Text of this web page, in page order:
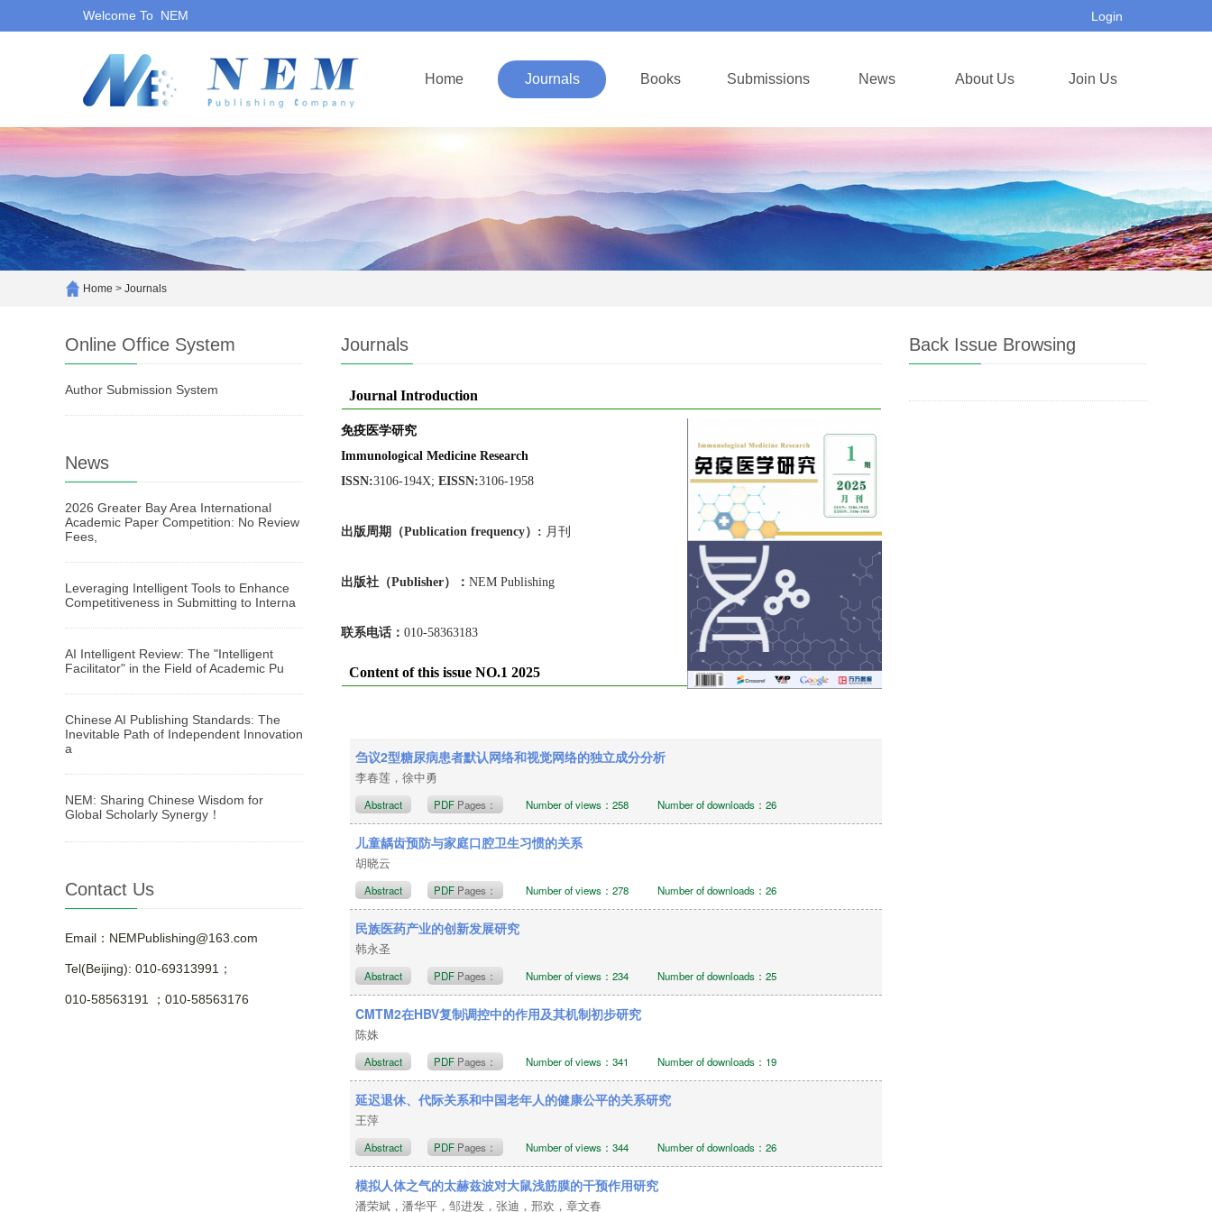
Welcome To NEM Login
Home Journals Books Submissions News About Us Join Us
Home > Journals
Online Office System
Author Submission System
News
2026 Greater Bay Area International
Academic Paper Competition: No Review
Fees,
Leveraging Intelligent Tools to Enhance
Competitiveness in Submitting to Interna
AI Intelligent Review: The "Intelligent
Facilitator" in the Field of Academic Pu
Chinese AI Publishing Standards: The
Inevitable Path of Independent Innovation
a
NEM: Sharing Chinese Wisdom for
Global Scholarly Synergy！
Contact Us
Email：NEMPublishing@163.com
Tel(Beijing): 010-69313991；
010-58563191 ；010-58563176
Back Issue Browsing
Journals
Journal Introduction
免疫医学研究
Immunological Medicine Research
ISSN:3106-194X; EISSN:3106-1958
出版周期（Publication frequency）: 月刊
出版社 （Publisher）： NEM Publishing
联系电话： 010-58363183
Content of this issue NO.1 2025
刍议2型糖尿病患者默认网络和视觉网络的独立成分分析
李春莲，徐中勇
Abstract PDF Pages： Number of views：258 Number of downloads：26
儿童龋齿预防与家庭口腔卫生习惯的关系
胡晓云
Abstract PDF Pages： Number of views：278 Number of downloads：26
民族医药产业的创新发展研究
韩永圣
Abstract PDF Pages： Number of views：234 Number of downloads：25
CMTM2在HBV复制调控中的作用及其机制初步研究
陈姝
Abstract PDF Pages： Number of views：341 Number of downloads：19
延迟退休、代际关系和中国老年人的健康公平的关系研究
王萍
Abstract PDF Pages： Number of views：344 Number of downloads：26
模拟人体之气的太赫兹波对大鼠浅筋膜的干预作用研究
潘荣斌，潘华平，邹进发，张迪，邢欢，章文春